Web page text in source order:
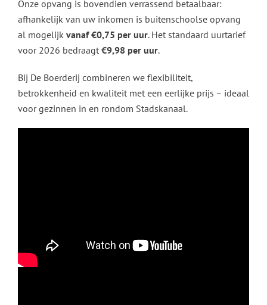
Onze opvang is bovendien verrassend betaalbaar:
afhankelijk van uw inkomen is buitenschoolse opvang
al mogelijk vanaf €0,75 per uur. Het standaard uurtarief
voor 2026 bedraagt €9,98 per uur.
Bij De Boerderij combineren we flexibiliteit,
betrokkenheid en kwaliteit met een eerlijke prijs – ideaal
voor gezinnen in en rondom Stadskanaal.